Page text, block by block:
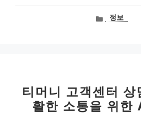
카정보
티머니 고객센터 상
활한 소통을 위한